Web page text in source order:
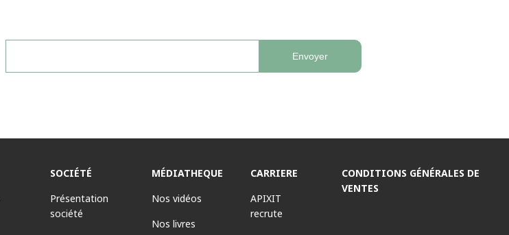
SOCIÉTÉ
Présentation
société
MÉDIATHEQUE
Nos vidéos
Nos livres
CARRIERE
APIXIT
recrute
CONDITIONS GÉNÉRALES DE
VENTES